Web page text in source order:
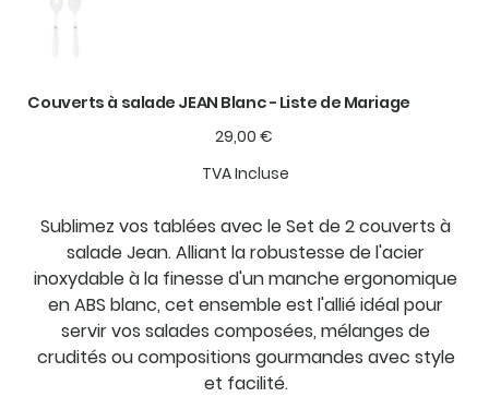
Couverts à salade JEAN Blanc - Liste de Mariage
Prix
29,00 €
TVA Incluse
Sublimez vos tablées avec le Set de 2 couverts à
salade Jean. Alliant la robustesse de l'acier
inoxydable à la finesse d'un manche ergonomique
en ABS blanc, cet ensemble est l'allié idéal pour
servir vos salades composées, mélanges de
crudités ou compositions gourmandes avec style
et facilité.